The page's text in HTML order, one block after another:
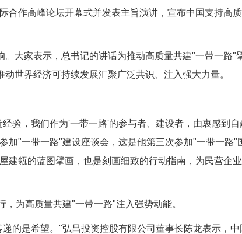
作高峰论坛开幕式并发表主旨演讲，宣布中国支持高
大家表示，总书记的讲话为推动高质量共建"一带一路"
世界经济可持续发展汇聚广泛共识、注入强大力量。
，我们作为'一带一路'的参与者、建设者，由衷感到自
加"一带一路"建设座谈会，这是他第三次参加"一带一路"
瓴的蓝图擘画，也是刻画细致的行动指南，为民营企
为高质量共建"一带一路"注入强势动能。
是希望。"弘昌投资控股有限公司董事长陈龙表示，中